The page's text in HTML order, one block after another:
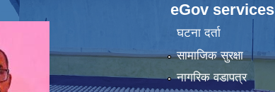
eGov services
घटना दर्ता
सामाजिक सुरक्षा
नागरिक वडापत्र